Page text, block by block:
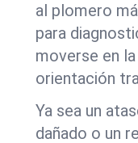
al plomero
para
moverse en
orientación
Ya sea un
dañado o un